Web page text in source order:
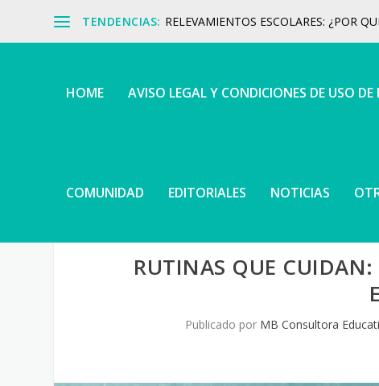
TENDENCIAS: RELEVAMIENTOS ESCOLARES: ¿POR
HOME AVISO LEGAL Y CONDICIONES DE USO
COMUNIDAD EDITORIALES NOTICIAS
RUTINAS QUE
Publicado por MB Consultora